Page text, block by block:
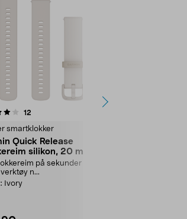
12
smartklokker
Quick Release
silikon, 20 mm
på sekunder –
n...
Ivory
4.5 av 5 stjerner